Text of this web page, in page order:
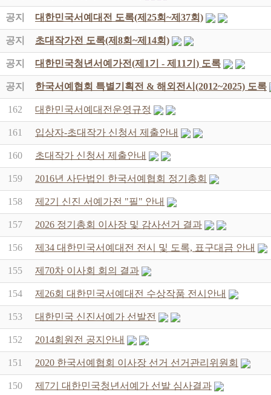
공지 대한민국서예대전 도록(제25회~제37회)
공지 초대작가전 도록(제8회~제14회)
공지 대한민국청년서예가전(제1기 - 제11기) 도록
공지 한국서예협회 특별기획전 & 해외전시(2012~2025) 도록
162 대한민국서예대전운영규정
161 입상자-초대작가 신청서 제출안내
160 초대작가 신청서 제출안내
159 2016년 사단법인 한국서예협회 정기총회
158 제2기 신진 서예가전 "필" 안내
157 2026 정기총회 이사장 및 감사선거 결과
156 제34 대한민국서예대전 전시 및 도록, 표구대금 안내
155 제70차 이사회 회의 결과
154 제26회 대한민국서예대전 수상작품 전시안내
153 대한민국 신진서예가 선발전
152 2014회원전 공지안내
151 2020 한국서예협회 이사장 선거 선거관리위원회
150 제7기 대한민국청년서예가 선발 심사결과